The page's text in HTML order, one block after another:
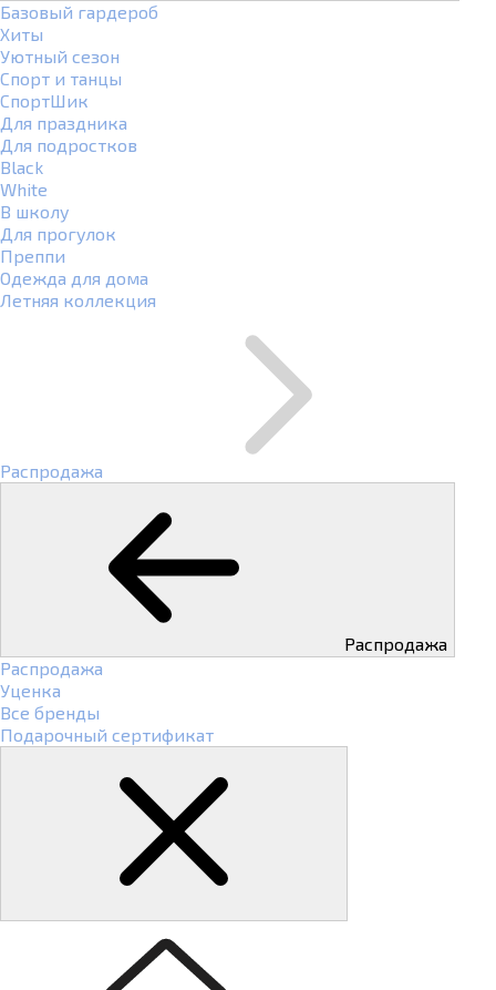
Базовый гардероб
Хиты
Уютный сезон
Спорт и танцы
СпортШик
Для праздника
Для подростков
Black
White
В школу
Для прогулок
Преппи
Одежда для дома
Летняя коллекция
Распродажа
Распродажа
Распродажа
Уценка
Все бренды
Подарочный сертификат